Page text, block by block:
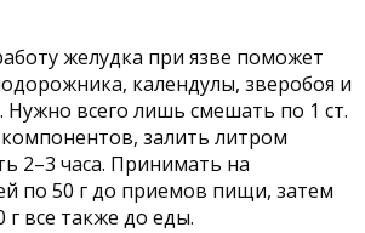
желудка при язве поможет
календулы, зверобоя и
Нужно всего лишь смешать по 1 ст.
залить литром
2–3 часа. Принимать на
по 50 г до приемов пищи, затем
все также до еды.